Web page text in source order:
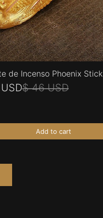
de Incenso Phoenix Stick
$ 46 USD
Add to cart